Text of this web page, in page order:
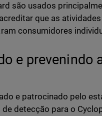
são usados
que as
consumidores
e prevenindo
e patrocinado pelo
detecção para o